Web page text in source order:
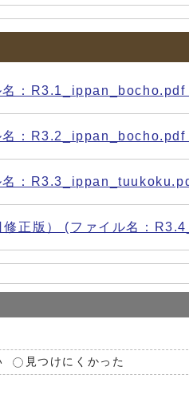
名：
名：
名：
修正版） (ファイル名：
見つけにくかった